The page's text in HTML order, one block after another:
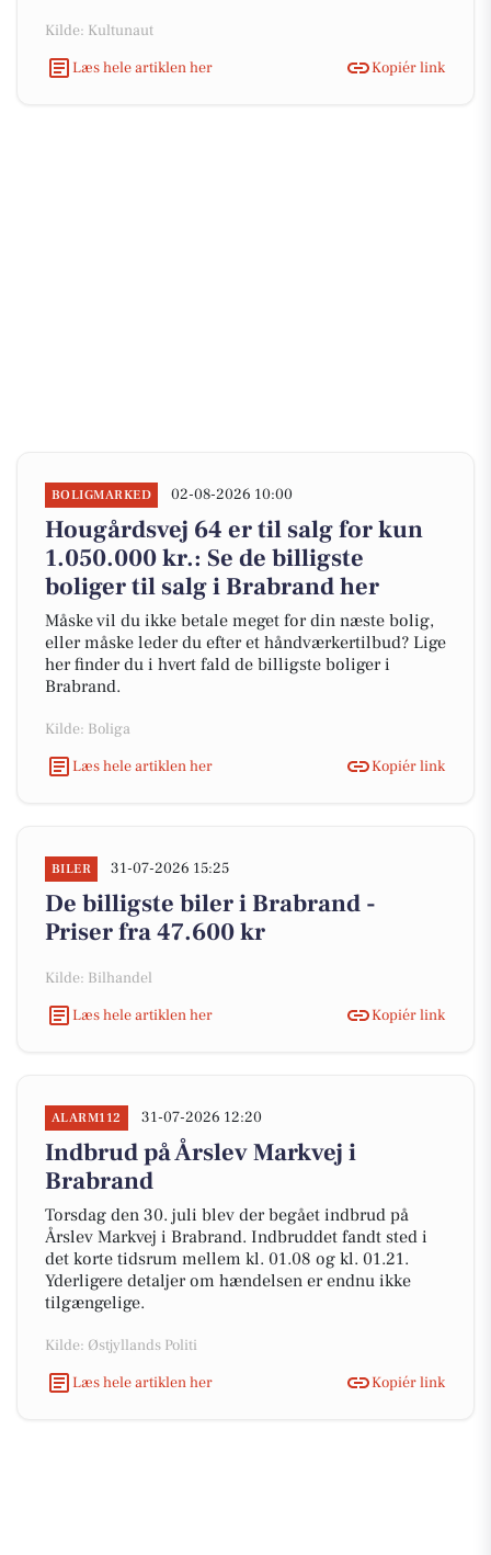
Kilde: Kultunaut
Læs hele artiklen her
Kopiér link
BOLIGMARKED 02-08-2026 10:00
Hougårdsvej 64 er til salg for kun
1.050.000 kr.: Se de billigste
boliger til salg i Brabrand her
Måske vil du ikke betale meget for din næste bolig,
eller måske leder du efter et håndværkertilbud? Lige
her finder du i hvert fald de billigste boliger i
Brabrand.
Kilde: Boliga
Læs hele artiklen her
Kopiér link
BILER 31-07-2026 15:25
De billigste biler i Brabrand -
Priser fra 47.600 kr
Kilde: Bilhandel
Læs hele artiklen her
Kopiér link
ALARM112 31-07-2026 12:20
Indbrud på Årslev Markvej i
Brabrand
Torsdag den 30. juli blev der begået indbrud på
Årslev Markvej i Brabrand. Indbruddet fandt sted i
det korte tidsrum mellem kl. 01.08 og kl. 01.21.
Yderligere detaljer om hændelsen er endnu ikke
tilgængelige.
Kilde: Østjyllands Politi
Læs hele artiklen her
Kopiér link